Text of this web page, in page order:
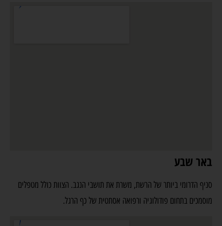
באר שבע
סניף הדרומי ביותר של הרשת, משרת את תושבי הנגב. הצוות כולל מטפלים
מוסמכים בתחום פודולוגיה ורפואה אסתטית של כף הרגל.